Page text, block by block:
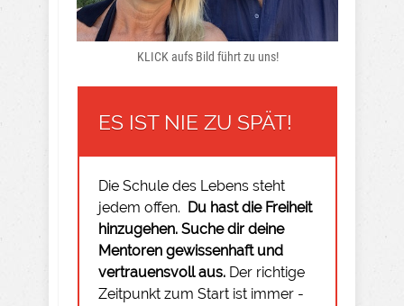
KLICK aufs Bild führt zu uns!
ES IST NIE ZU SPÄT!
Die Schule des Lebens steht
jedem offen. Du hast die Freiheit
hinzugehen. Suche dir deine
Mentoren gewissenhaft und
vertrauensvoll aus. Der richtige
Zeitpunkt zum Start ist immer -